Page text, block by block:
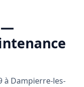
—
à Dampierre-les-